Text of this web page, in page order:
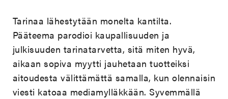
Tarinaa lähestytään monelta kantilta.
Pääteema parodioi kaupallisuuden ja
julkisuuden tarinatarvetta, sitä miten hyvä,
aikaan sopiva myytti jauhetaan tuotteiksi
aitoudesta välittämättä samalla, kun olennaisin
viesti katoaa mediamylläkkään. Syvemmällä